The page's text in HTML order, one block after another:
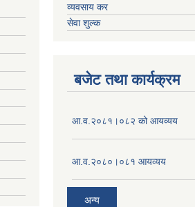
व्यवसाय कर
सेवा शुल्क
बजेट तथा कार्यक्रम
आ.व.२०८१।०८२ को आयव्यय
आ.व.२०८०।०८१ आयव्यय
अन्य